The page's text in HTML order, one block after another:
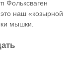
Фольксваген
наш «козырной
мышки.